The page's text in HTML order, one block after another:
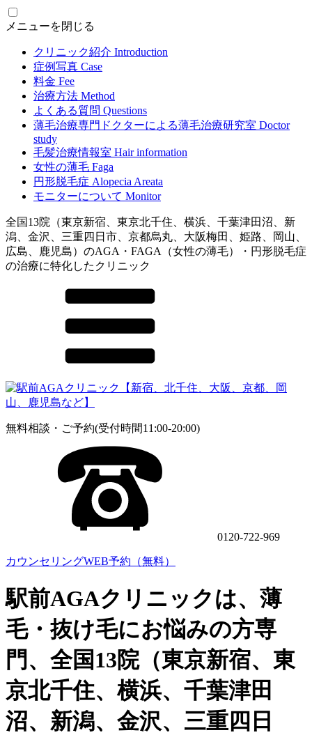
メニューを閉じる
クリニック紹介 Introduction
症例写真 Case
料金 Fee
治療方法 Method
よくある質問 Questions
薄毛治療専門ドクターによる薄毛治療研究室 Doctor
study
毛髪治療情報室 Hair information
女性の薄毛 Faga
円形脱毛症 Alopecia Areata
モニターについて Monitor
全国13院（東京新宿、東京北千住、横浜、千葉津田沼、新
潟、金沢、三重四日市、京都烏丸、大阪梅田、姫路、岡山、
広島、鹿児島）のAGA・FAGA（女性の薄毛）・円形脱毛症
の治療に特化したクリニック
無料相談・ご予約(受付時間11:00-20:00)
0120-722-969
カウンセリングWEB予約（無料）
駅前AGAクリニックは、薄
毛・抜け毛にお悩みの方専
門、全国13院（東京新宿、東
京北千住、横浜、千葉津田
沼、新潟、金沢、三重四日